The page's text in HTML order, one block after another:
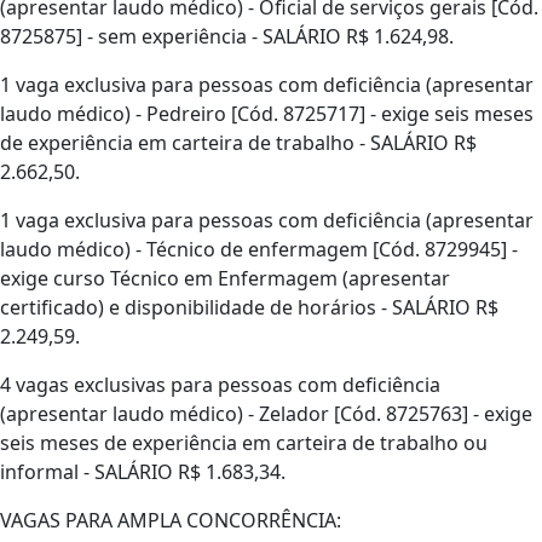
(apresentar laudo médico) - Oficial de serviços gerais [Cód.
8725875] - sem experiência - SALÁRIO R$ 1.624,98.
1 vaga exclusiva para pessoas com deficiência (apresentar
laudo médico) - Pedreiro [Cód. 8725717] - exige seis meses
de experiência em carteira de trabalho - SALÁRIO R$
2.662,50.
1 vaga exclusiva para pessoas com deficiência (apresentar
laudo médico) - Técnico de enfermagem [Cód. 8729945] -
exige curso Técnico em Enfermagem (apresentar
certificado) e disponibilidade de horários - SALÁRIO R$
2.249,59.
4 vagas exclusivas para pessoas com deficiência
(apresentar laudo médico) - Zelador [Cód. 8725763] - exige
seis meses de experiência em carteira de trabalho ou
informal - SALÁRIO R$ 1.683,34.
VAGAS PARA AMPLA CONCORRÊNCIA: